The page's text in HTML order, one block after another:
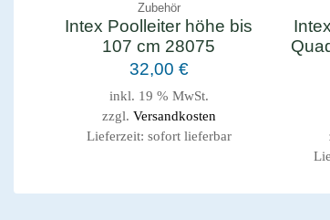
Zubehör
Intex Poolleiter höhe bis
107 cm 28075
32,00 €
inkl. 19 % MwSt.
zzgl. Versandkosten
Lieferzeit: sofort lieferbar